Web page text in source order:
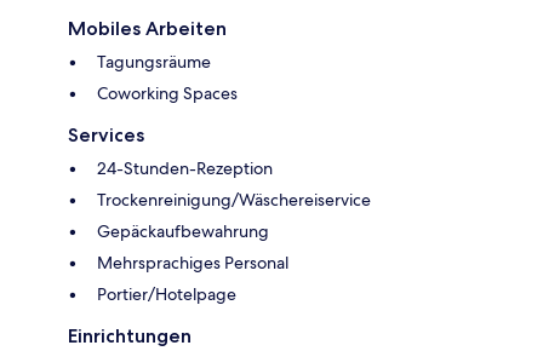
Mobiles Arbeiten
Tagungsräume
Coworking Spaces
Services
24-Stunden-Rezeption
Trockenreinigung/Wäschereiservice
Gepäckaufbewahrung
Mehrsprachiges Personal
Portier/Hotelpage
Einrichtungen